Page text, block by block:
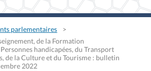
parlementaires
de la Formation
handicapées, du Transport
de la Culture et du Tourisme : bulletin
2022